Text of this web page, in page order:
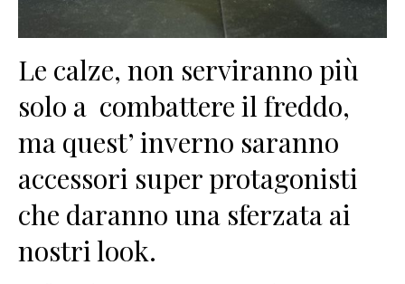
Le calze, non serviranno più
solo a combattere il freddo,
ma quest’ inverno saranno
accessori super protagonisti
che daranno una sferzata ai
nostri look.